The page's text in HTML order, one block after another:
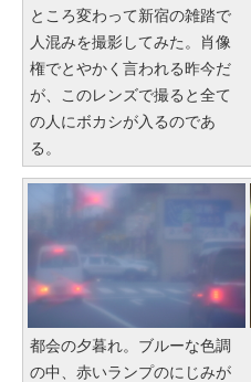
ところ変わって新宿の雑踏で
人混みを撮影してみた。肖像
権でとやかく言われる昨今だ
が、このレンズで撮ると全て
の人にボカシが入るのであ
る。
都会の夕暮れ。ブルーな色調
の中、赤いランプのにじみが